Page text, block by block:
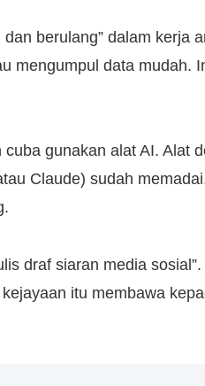
berulang” dalam kerja
mengumpul data mudah.
gunakan alat AI. Alat
Claude) sudah
draf siaran media
itu membawa